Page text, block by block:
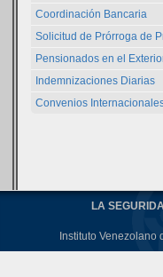
Coordinación Bancaria
Solicitud de Prórroga de
Pensionados en el
Indemnizaciones Diarias
Convenios
LA
Instituto Venezolano